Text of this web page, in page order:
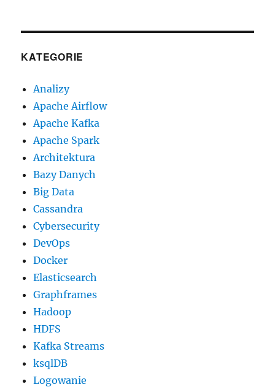
KATEGORIE
Analizy
Apache Airflow
Apache Kafka
Apache Spark
Architektura
Bazy Danych
Big Data
Cassandra
Cybersecurity
DevOps
Docker
Elasticsearch
Graphframes
Hadoop
HDFS
Kafka Streams
ksqlDB
Logowanie